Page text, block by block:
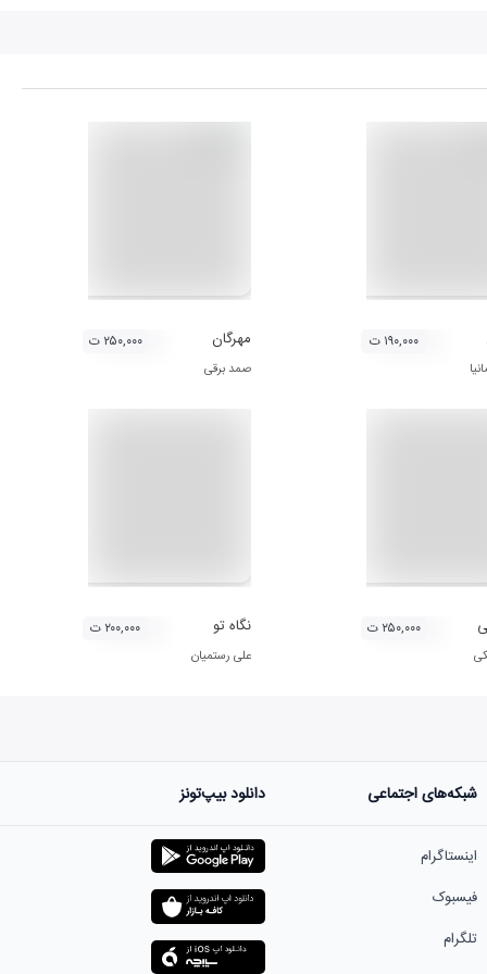
۱۹۰,۰۰۰ ت مهرگان
صمد برقی
۲۵۰,۰۰۰ ت
۲۵۰,۰۰۰ ت نگاه تو
علی رستمیان
۲۰۰,۰۰۰ ت
شبکه‌های اجتماعی
اینستاگرام
فیسبوک
تلگرام
دانلود بیپ‌تونز